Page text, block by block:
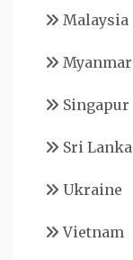
Malaysia
Myanmar
Singapur
Sri Lanka
Ukraine
Vietnam